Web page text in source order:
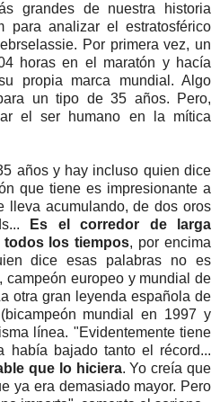
grandes de nuestra historia
para analizar el estratosférico
Por primera vez, un
horas en el maratón y hacía
propia marca mundial. Algo
un tipo de 35 años. Pero,
el ser humano en la mítica
años y hay incluso quien dice
que tiene es impresionante a
lleva acumulando, de dos oros
Es el corredor de larga
los tiempos, por encima
dice esas palabras no es
, campeón europeo y mundial de
otra gran leyenda española de
(bicampeón mundial en 1997 y
línea. "Evidentemente tiene
había bajado tanto el récord...
que lo hiciera. Yo creía que
ya era demasiado mayor. Pero